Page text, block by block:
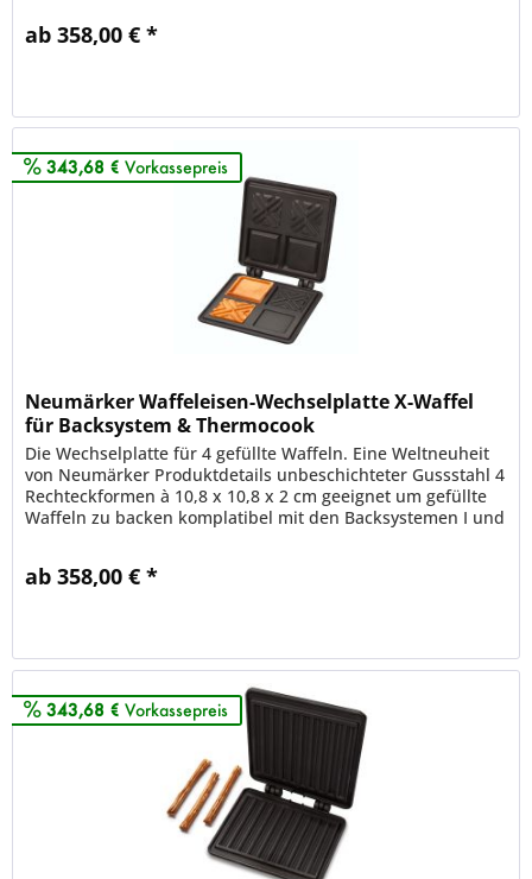
ab 358,00 € *
343,68 € Vorkassepreis
Neumärker Waffeleisen-Wechselplatte X-Waffel
für Backsystem & Thermocook
Die Wechselplatte für 4 gefüllte Waffeln. Eine Weltneuheit
von Neumärker Produktdetails unbeschichteter Gussstahl 4
Rechteckformen à 10,8 x 10,8 x 2 cm geeignet um gefüllte
Waffeln zu backen komplatibel mit den Backsystemen I und
ab 358,00 € *
343,68 € Vorkassepreis